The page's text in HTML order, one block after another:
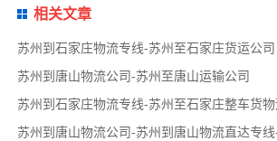
相关文章
苏州到石家庄物流专线-苏州至石家庄货运公司
苏州到唐山物流公司-苏州至唐山运输公司
苏州到石家庄物流专线-苏州至石家庄整车货
苏州到唐山物流公司-苏州到唐山物流直达专